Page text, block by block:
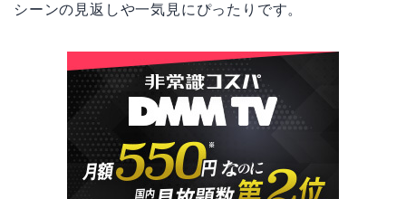
シーンの見返しや一気見にぴったりです。